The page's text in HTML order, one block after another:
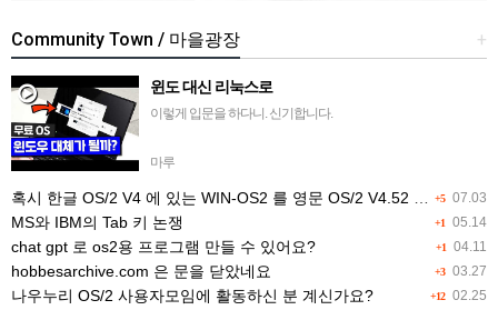
+
Community Town / 마을광장
윈도 대신 리눅스로
이렇게 입문을 하다니. 신기합니다.
마루
+5 07.03
혹시 한글 OS/2 V4 에 있는 WIN-OS2 를 영문 OS/2 V4.52 에 이식해 보신분 있으신지요?
+1 05.14
MS와 IBM의 Tab 키 논쟁
+1 04.11
chat gpt 로 os2용 프로그램 만들 수 있어요?
+3 03.27
hobbesarchive.com 은 문을 닫았네요
+12 02.25
나우누리 OS/2 사용자모임에 활동하신 분 계신가요?